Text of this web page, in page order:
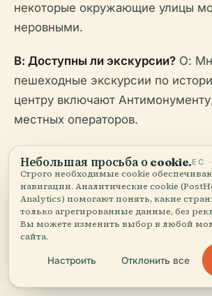
некоторые окружающие улицы
неровными.
В: Доступны ли экскурсии? О:
пешеходные экскурсии по
центру включают
местных операторов.
В: Разрешено ли
будьте уважительны, особенно
мероприятий или при
Небольшая просьба о cookie.ЕС
Строго необходимые cookie
навигации. Аналитические cookie
Analytics) помогают понять, какие
только агрегированные данные, без
Вы можете изменить выбор в любой
сайта.
Настроить Отклонить все